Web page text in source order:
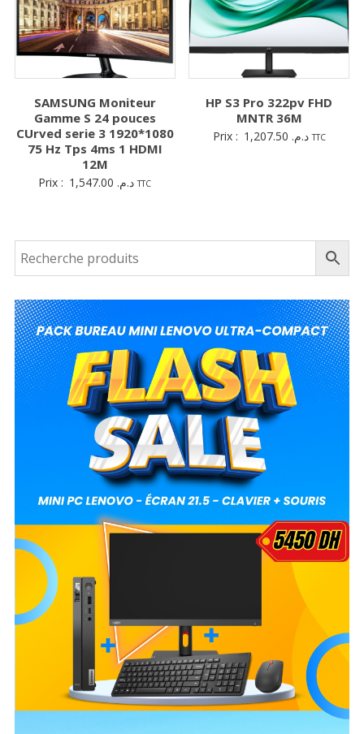
SAMSUNG Moniteur
Gamme S 24 pouces
CUrved serie 3 1920*1080
75 Hz Tps 4ms 1 HDMI
12M
Prix : د.م. TTC
HP S3 Pro 322pv FHD
MNTR 36M
Prix : د.م. TTC